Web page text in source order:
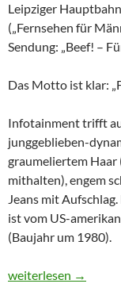
Leipziger
(„Fernsehen für
Sendung: „Beef! –
Das Motto ist klar:
Infotainment trifft
junggeblieben-
graumeliertem Haar
mithalten), engem
Jeans mit
ist vom US-
(Baujahr um 1980).
BEEF!
weiterlesen →